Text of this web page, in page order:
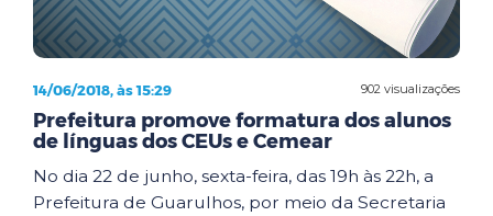
902 visualizações
14/06/2018, às 15:29
Prefeitura promove formatura dos alunos
de línguas dos CEUs e Cemear
No dia 22 de junho, sexta-feira, das 19h às 22h, a
Prefeitura de Guarulhos, por meio da Secretaria